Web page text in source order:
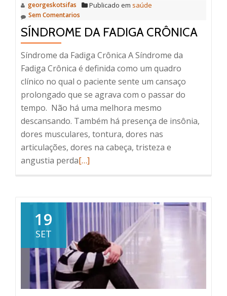
georgeskotsifas Publicado em saúde
Sem Comentarios
SÍNDROME DA FADIGA CRÔNICA
Síndrome da Fadiga Crônica A Síndrome da
Fadiga Crônica é definida como um quadro
clínico no qual o paciente sente um cansaço
prolongado que se agrava com o passar do
tempo. Não há uma melhora mesmo
descansando. Também há presença de insônia,
dores musculares, tontura, dores nas
articulações, dores na cabeça, tristeza e
angustia perdaRead
Fadiga
Crônica
[…]
19
SET